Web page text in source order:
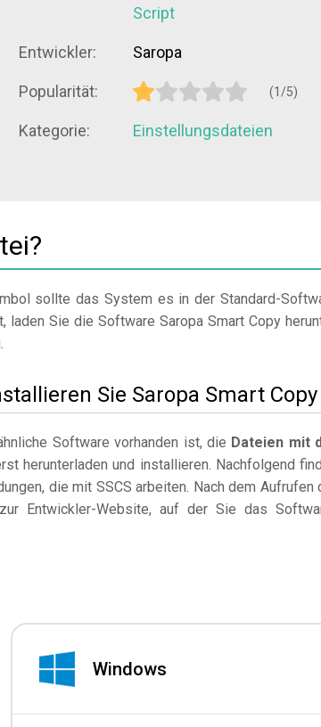
Script
Entwickler: Saropa
Popularität: (1/5)
Kategorie: Einstellungsdateien
sollte das System es in der Standard-
Sie die Software Saropa Smart Copy
Sie Saropa Smart Copy
Software vorhanden ist, die Dateien mit
herunterladen und installieren. Nachfolgend
die mit SSCS arbeiten. Nach dem Aufrufen
Entwickler-Website, auf der Sie das
Windows